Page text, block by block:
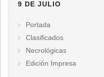
9 DE JULIO
Portada
Clasificados
Necrológicas
Edición Impresa